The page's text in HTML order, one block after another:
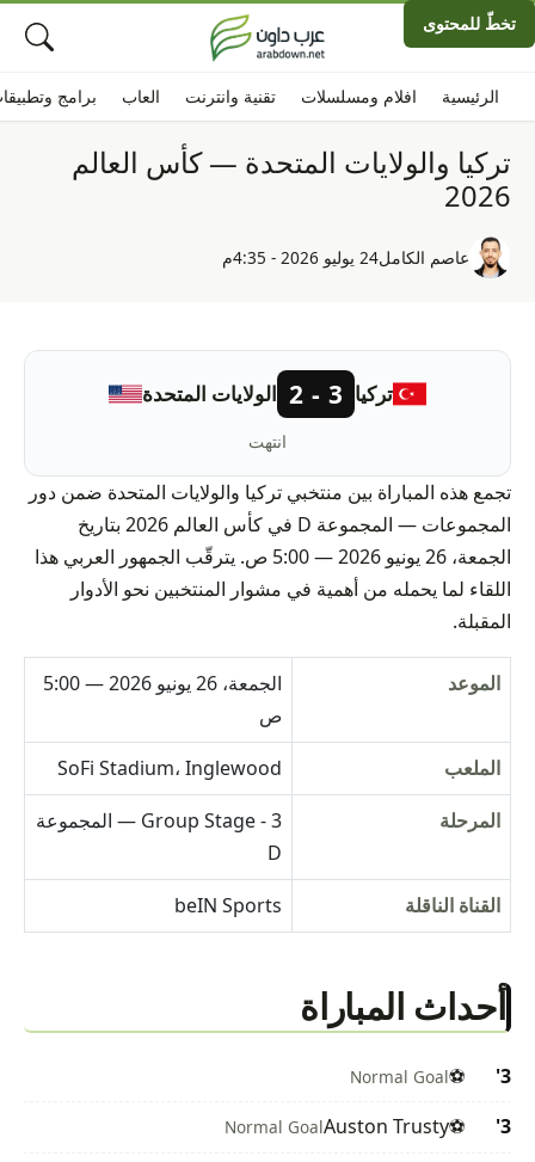
تخطّ للمحتوى
الرئيسية افلام ومسلسلات تقنية وانترنت العاب برامج
تركيا والولايات المتحدة — كأس العالم
2026
عاصم الكامل24 يوليو 2026 - 4:35م
تركيا 3 - 2 الولايات المتحدة
انتهت
تجمع هذه المباراة بين منتخبي تركيا والولايات المتحدة ضمن دور
المجموعات — المجموعة D في كأس العالم 2026 بتاريخ
الجمعة، 26 يونيو 2026 — 5:00 ص. يترقّب الجمهور العربي هذا
اللقاء لما يحمله من أهمية في مشوار المنتخبين نحو الأدوار
المقبلة.
الموعد
الجمعة، 26 يونيو 2026 — 5:00
ص
الملعب
SoFi Stadium، Inglewood
المرحلة
Group Stage - 3 — المجموعة
D
القناة الناقلة
beIN Sports
أحداث المباراة
3'
⚽
Normal Goal
3'
⚽
Auston Trusty
Normal Goal